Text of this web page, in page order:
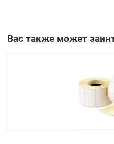
Вас также может